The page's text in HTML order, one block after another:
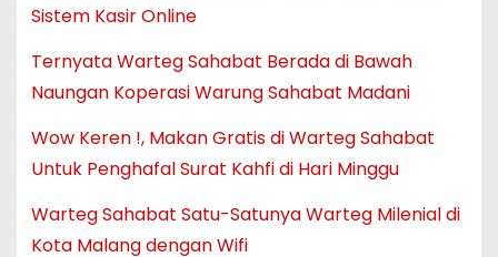
Sistem Kasir Online
Ternyata Warteg Sahabat Berada di Bawah
Naungan Koperasi Warung Sahabat Madani
Wow Keren !, Makan Gratis di Warteg Sahabat
Untuk Penghafal Surat Kahfi di Hari Minggu
Warteg Sahabat Satu-Satunya Warteg Milenial di
Kota Malang dengan Wifi